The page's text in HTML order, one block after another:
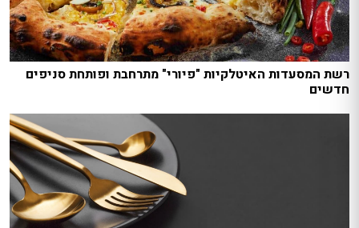
רשת המסעדות האיטלקיות "פיורי" מתרחבת ופותחת סניפים
חדשים